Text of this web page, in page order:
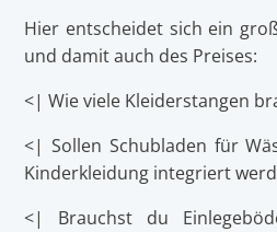
Hier entscheidet sich ein
und damit auch des Preises:
<| Wie viele Kleiderstangen
<| Sollen Schubladen für
Kinderkleidung integriert
<| Brauchst du